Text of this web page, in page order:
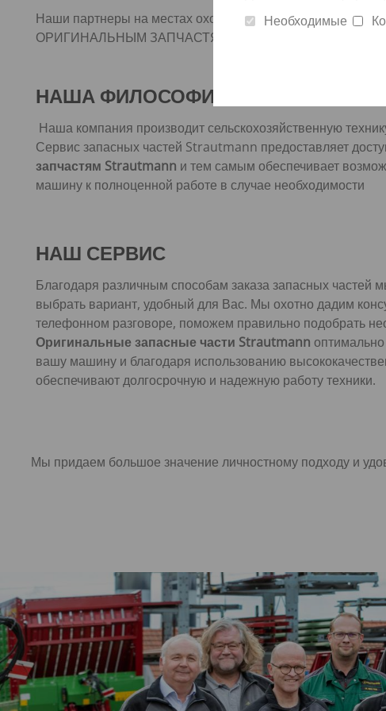
Необходимые
Наши партнеры на местах охотно ответят на любые
ОРИГИНАЛЬНЫМ ЗАПЧАСТЯМ STRAUTMANN
НАША ФИЛОСОФИЯ
Наша компания производит сельскохозяйственную
Сервис запасных частей Strautmann предоставляет
запчастям Strautmann и тем самым обеспечивает
машину к полноценной работе в случае необходимости
НАШ СЕРВИС
Благодаря различным способам заказа запасных частей
выбрать вариант, удобный для Вас. Мы охотно дадим
телефонном разговоре, поможем правильно подобрать
Оригинальные запасные части Strautmann
вашу машину и благодаря использованию
обеспечивают долгосрочную и надежную работу техники.
Мы придаем большое значение личностному подходу и